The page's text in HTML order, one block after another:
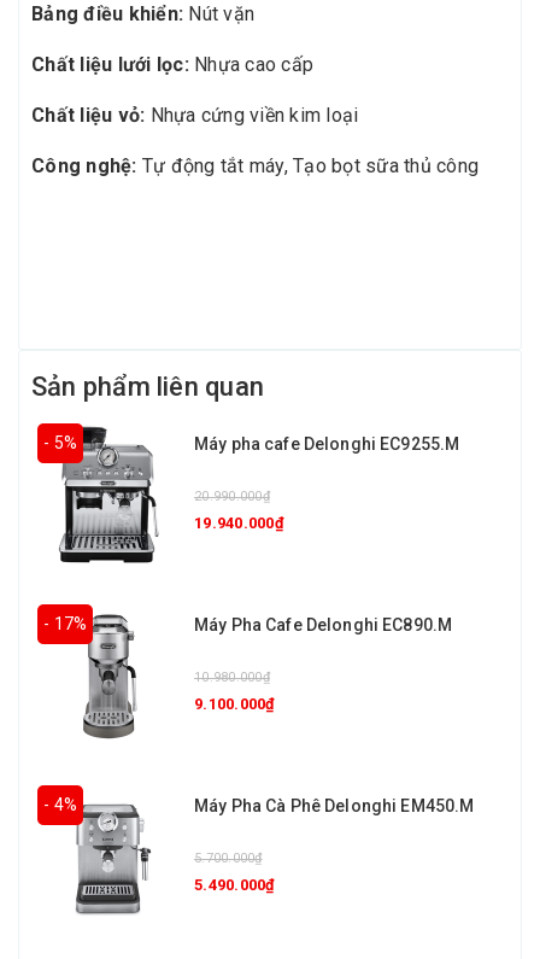
Bảng điều khiển: Nút vặn
Chất liệu lưới lọc: Nhựa cao cấp
Chất liệu vỏ: Nhựa cứng viền kim loại
Công nghệ: Tự động tắt máy, Tạo bọt sữa thủ công
Sản phẩm liên quan
- 5% Máy pha cafe Delonghi EC9255.M
20.990.000₫
19.940.000₫
- 17% Máy Pha Cafe Delonghi EC890.M
10.980.000₫
9.100.000₫
- 4% Máy Pha Cà Phê Delonghi EM450.M
5.700.000₫
5.490.000₫